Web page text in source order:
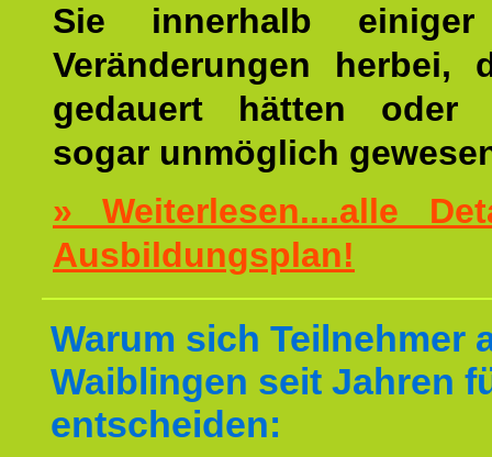
Sie innerhalb einiger
Veränderungen herbei,
gedauert hätten oder
sogar unmöglich
» Weiterlesen....alle
Ausbildungsplan!
Warum sich Teilnehmer
Waiblingen seit Jahren
entscheiden: